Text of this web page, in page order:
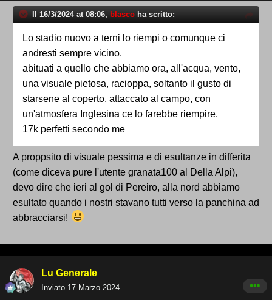
ecc.
Il 16/3/2024 at 08:06, blasco ha scritto:
Lo stadio nuovo a terni lo riempi o comunque ci
andresti sempre vicino.
abituati a quello che abbiamo ora, all'acqua, vento,
una visuale pietosa, racioppa, soltanto il gusto di
starsene al coperto, attaccato al campo, con
un'atmosfera Inglesina ce lo farebbe riempire.
17k perfetti secondo me
A proppsito di visuale pessima e di esultanze in differita
(come diceva pure l'utente granata100 al Della Alpi),
devo dire che ieri al gol di Pereiro, alla nord abbiamo
esultato quando i nostri stavano tutti verso la panchina ad
abbracciarsi!
Lu Generale
Inviato 17 Marzo 2024